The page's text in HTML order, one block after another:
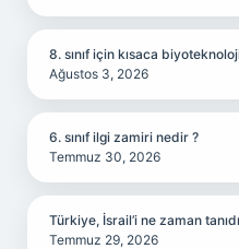
8. sınıf için kısaca
Ağustos 3, 2026
6. sınıf ilgi zamiri nedir ?
Temmuz 30, 2026
Türkiye, İsrail’i ne zaman
Temmuz 29, 2026